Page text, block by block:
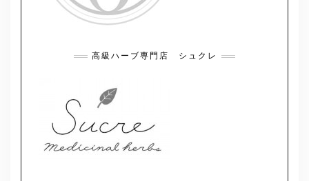
高級ハーブ専門店 シュクレ